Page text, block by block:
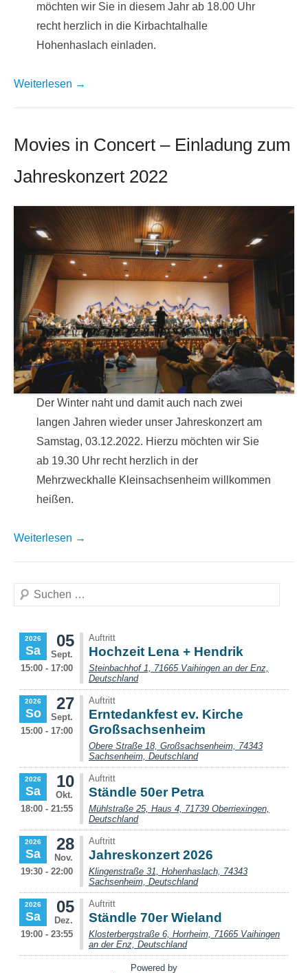
möchten wir Sie in diesem Jahr ab 18.00 Uhr
recht herzlich in die Kirbachtalhalle
Hohenhaslach einladen.
Weiterlesen →
Movies in Concert – Einladung zum
Jahreskonzert 2022
Der Winter naht und damit auch nach zwei
langen Jahren wieder unser Jahreskonzert am
Samstag, 03.12.2022. Hierzu möchten wir Sie
ab 19.30 Uhr recht herzlich in der
Mehrzweckhalle Kleinsachsenheim willkommen
heißen.
Weiterlesen →